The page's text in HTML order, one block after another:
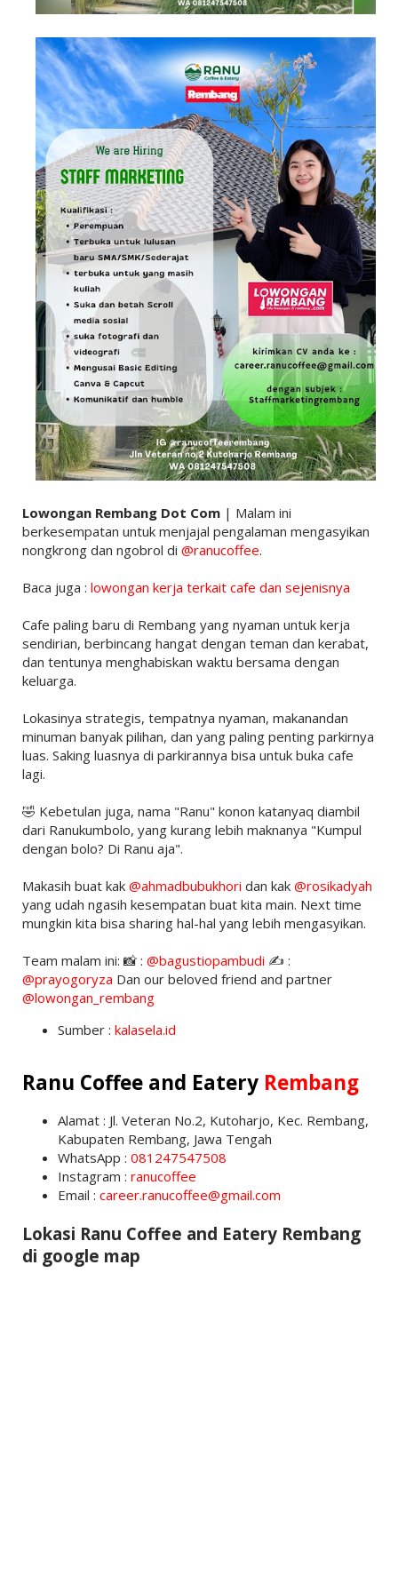
Lowongan Rembang Dot Com| Malam ini
berkesempatan untuk menjajal pengalaman mengasyikan
nongkrong dan ngobrol di @ranucoffee.
Baca juga : lowongan kerja terkait cafe dan sejenisnya
Cafe paling baru di Rembang yang nyaman untuk kerja
sendirian, berbincang hangat dengan teman dan kerabat,
dan tentunya menghabiskan waktu bersama dengan
keluarga.
Lokasinya strategis, tempatnya nyaman, makanandan
minuman banyak pilihan, dan yang paling penting parkirnya
luas. Saking luasnya di parkirannya bisa untuk buka cafe
lagi.
🤣 Kebetulan juga, nama "Ranu" konon katanyaq diambil
dari Ranukumbolo, yang kurang lebih maknanya "Kumpul
dengan bolo? Di Ranu aja".
Makasih buat kak @ahmadbubukhori dan kak @rosikadyah
yang udah ngasih kesempatan buat kita main. Next time
mungkin kita bisa sharing hal-hal yang lebih mengasyikan.
Team malam ini: 📸 : @bagustiopambudi ✍️ :
@prayogoryza Dan our beloved friend and partner
@lowongan_rembang
Sumber : kalasela.id
Ranu Coffee and Eatery Rembang
Alamat : Jl. Veteran No.2, Kutoharjo, Kec. Rembang,
Kabupaten Rembang, Jawa Tengah
WhatsApp : 081247547508
Instagram : ranucoffee
Email : career.ranucoffee@gmail.com
Lokasi Ranu Coffee and Eatery Rembang
di google map